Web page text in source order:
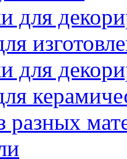
для
для
разных